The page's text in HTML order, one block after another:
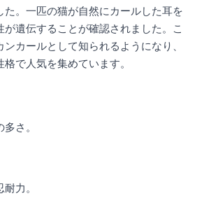
た。一匹の猫が自然にカールした耳を
遺伝することが確認されました。こ
カールとして知られるようになり、
で人気を集めています。
さ。
力。